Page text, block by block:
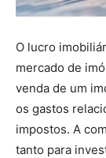
O lucro
mercado de
venda de um
os gastos
impostos. A
tanto para